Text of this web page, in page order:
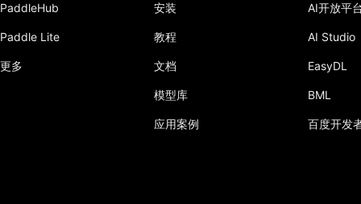
PaddleHub
Paddle Lite
更多
安装
教程
文档
模型库
应用案例
AI开放平
AI Studio
EasyDL
BML
百度开发